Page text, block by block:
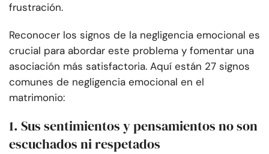
frustración.
Reconocer los signos de la negligencia emocional es
crucial para abordar este problema y fomentar una
asociación más satisfactoria. Aquí están 27 signos
comunes de negligencia emocional en el
matrimonio:
1. Sus sentimientos y pensamientos no son
escuchados ni respetados